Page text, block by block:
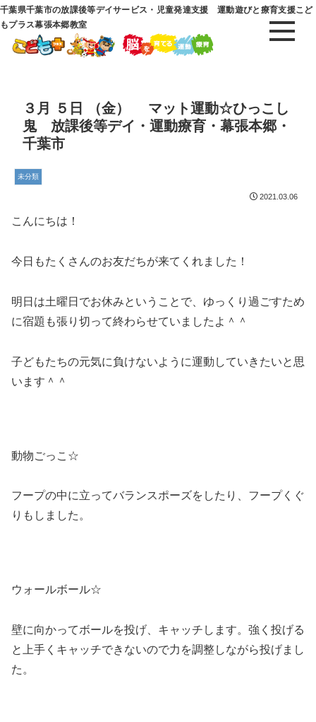
千葉県千葉市の放課後等デイサービス・児童発達支援 運動遊びと療育支援こど
もプラス幕張本郷教室
３月 ５日 （金） マット運動☆ひっこし
鬼 放課後等デイ・運動療育・幕張本郷・
千葉市
未分類
2021.03.06
こんにちは！
今日もたくさんのお友だちが来てくれました！
明日は土曜日でお休みということで、ゆっくり過ごすため
に宿題も張り切って終わらせていましたよ＾＾
子どもたちの元気に負けないように運動していきたいと思
います＾＾
動物ごっこ☆
フープの中に立ってバランスポーズをしたり、フープくぐ
りもしました。
ウォールボール☆
壁に向かってボールを投げ、キャッチします。強く投げる
と上手くキャッチできないので力を調整しながら投げまし
た。